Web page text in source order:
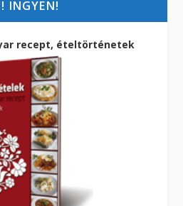
INGYEN!
recept, ételtörténetek